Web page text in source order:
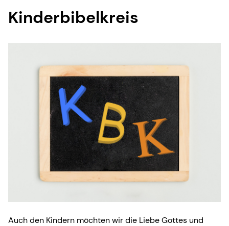
Kinderbibelkreis
Auch den Kindern möchten wir die Liebe Gottes und